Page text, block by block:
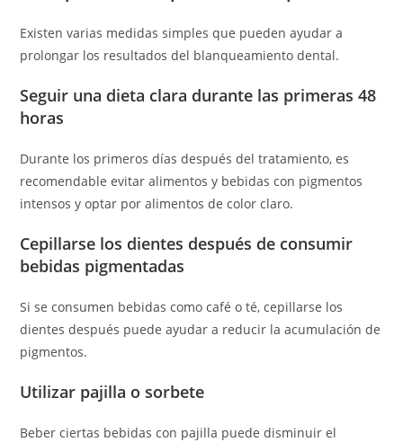
Existen varias medidas simples que pueden ayudar a
prolongar los resultados del blanqueamiento dental.
Seguir una dieta clara durante las primeras 48
horas
Durante los primeros días después del tratamiento, es
recomendable evitar alimentos y bebidas con pigmentos
intensos y optar por alimentos de color claro.
Cepillarse los dientes después de consumir
bebidas pigmentadas
Si se consumen bebidas como café o té, cepillarse los
dientes después puede ayudar a reducir la acumulación de
pigmentos.
Utilizar pajilla o sorbete
Beber ciertas bebidas con pajilla puede disminuir el